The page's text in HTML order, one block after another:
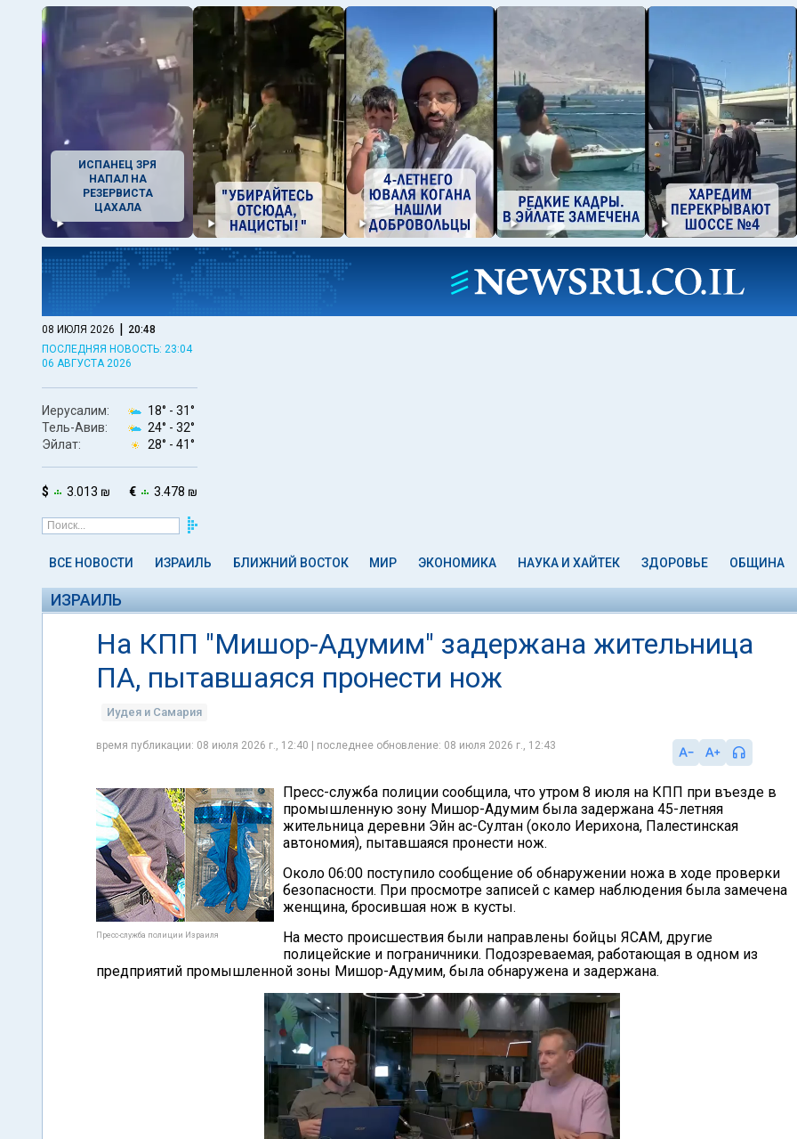
ИСПАНЕЦ ЗРЯ
НАПАЛ НА
РЕЗЕРВИСТА
ЦАХАЛА
08 ИЮЛЯ 2026 | 20:48
ПОСЛЕДНЯЯ НОВОСТЬ: 23:04
06 АВГУСТА 2026
Иерусалим: 18° - 31°
Тель-Авив:
24° - 32°
Эйлат:
28° - 41°
$ 3.013 ₪ € 3.478 ₪
ВСЕ НОВОСТИ ИЗРАИЛЬ БЛИЖНИЙ ВОСТОК МИР ЭКОНОМИКА НАУКА И ХАЙТЕК ЗДОРОВЬЕ ОБЩИНА
ИЗРАИЛЬ
На КПП "Мишор-Адумим" задержана жительница
ПА, пытавшаяся пронести нож
Иудея и Самария
время публикации: 08 июля 2026 г., 12:40 | последнее обновление: 08 июля 2026 г., 12:43
Пресс-служба полиции Израиля
Пресс-служба полиции сообщила, что утром 8 июля на КПП при въезде в
промышленную зону Мишор-Адумим была задержана 45-летняя
жительница деревни Эйн ас-Султан (около Иерихона, Палестинская
автономия), пытавшаяся пронести нож.
Около 06:00 поступило сообщение об обнаружении ножа в ходе проверки
безопасности. При просмотре записей с камер наблюдения была замечена
женщина, бросившая нож в кусты.
На место происшествия были направлены бойцы ЯСАМ, другие
полицейские и пограничники. Подозреваемая, работающая в одном из
предприятий промышленной зоны Мишор-Адумим, была обнаружена и задержана.